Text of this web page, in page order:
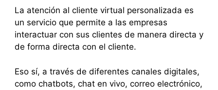
La atención al cliente virtual personalizada es
un servicio que permite a las empresas
interactuar con sus clientes de manera directa y
de forma directa con el cliente.
Eso sí, a través de diferentes canales digitales,
como chatbots, chat en vivo, correo electrónico,